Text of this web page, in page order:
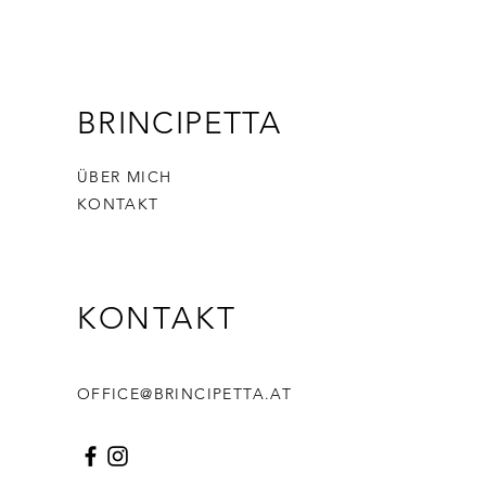
BRINCIPETTA
ÜBER MICH
KONTAKT
KONTAKT
OFFICE@BRINCIPETTA.AT